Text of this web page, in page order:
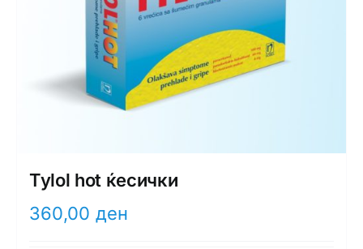
Tylol hot ќесички
360,00 ден